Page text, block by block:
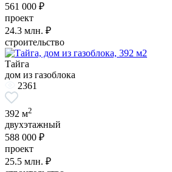
561 000 ₽
проект
24.3 млн. ₽
строительство
Тайга
дом из газоблока
2361
392 м2
двухэтажный
588 000 ₽
проект
25.5 млн. ₽